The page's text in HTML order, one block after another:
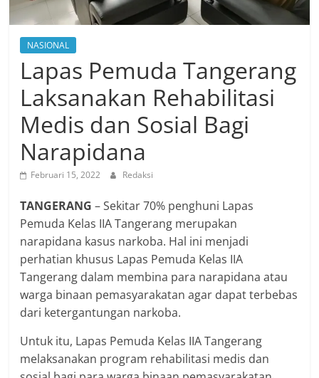
NASIONAL
Lapas Pemuda Tangerang
Laksanakan Rehabilitasi
Medis dan Sosial Bagi
Narapidana
Februari 15, 2022 Redaksi
TANGERANG – Sekitar 70% penghuni Lapas
Pemuda Kelas IIA Tangerang merupakan
narapidana kasus narkoba. Hal ini menjadi
perhatian khusus Lapas Pemuda Kelas IIA
Tangerang dalam membina para narapidana atau
warga binaan pemasyarakatan agar dapat terbebas
dari ketergantungan narkoba.
Untuk itu, Lapas Pemuda Kelas IIA Tangerang
melaksanakan program rehabilitasi medis dan